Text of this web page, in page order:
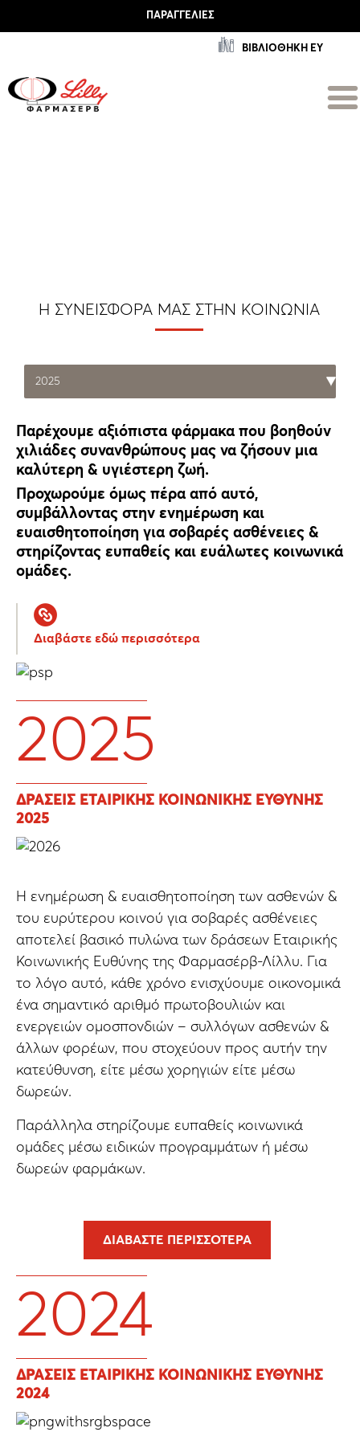
ΠΑΡΑΓΓΕΛΊΕΣ
ΒΙΒΛΙΟΘΗΚΗ ΕΥ
Η ΣΥΝΕΙΣΦΟΡΆ ΜΑΣ ΣΤΗΝ ΚΟΙΝΩΝΊΑ
Παρέχουμε αξιόπιστα φάρμακα που βοηθούν
χιλιάδες συνανθρώπους μας να ζήσουν μια
καλύτερη & υγιέστερη ζωή.
Προχωρούμε όμως πέρα από αυτό,
συμβάλλοντας στην ενημέρωση και
ευαισθητοποίηση για σοβαρές ασθένειες &
στηρίζοντας ευπαθείς και ευάλωτες κοινωνικά
ομάδες.
Διαβάστε εδώ περισσότερα
2025
ΔΡΑΣΕΙΣ ΕΤΑΙΡΙΚΗΣ ΚΟΙΝΩΝΙΚΗΣ ΕΥΘΥΝΗΣ
2025
H ενημέρωση & ευαισθητοποίηση των ασθενών &
του ευρύτερου κοινού για σοβαρές ασθένειες
αποτελεί βασικό πυλώνα των δράσεων Εταιρικής
Κοινωνικής Ευθύνης της Φαρμασέρβ-Λίλλυ. Για
το λόγο αυτό, κάθε χρόνο ενισχύουμε οικονομικά
ένα σημαντικό αριθμό πρωτοβουλιών και
ενεργειών ομοσπονδιών – συλλόγων ασθενών &
άλλων φορέων, που στοχεύουν προς αυτήν την
κατεύθυνση, είτε μέσω χορηγιών είτε μέσω
δωρεών.
Παράλληλα στηρίζουμε ευπαθείς κοινωνικά
ομάδες μέσω ειδικών προγραμμάτων ή μέσω
δωρεών φαρμάκων.
ΔΙΑΒΆΣΤΕ ΠΕΡΙΣΣΌΤΕΡΑ
2024
ΔΡΑΣΕΙΣ ΕΤΑΙΡΙΚΗΣ ΚΟΙΝΩΝΙΚΗΣ ΕΥΘΥΝΗΣ
2024